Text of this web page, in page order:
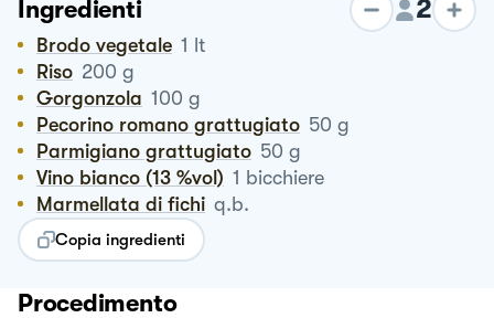
Ingredienti 2
Brodo vegetale 1 lt
Riso 200 g
Gorgonzola 100 g
Pecorino romano grattugiato 50 g
Parmigiano grattugiato 50 g
Vino bianco (13 %vol) 1 bicchiere
Marmellata di fichi q.b.
Copia ingredienti
Procedimento